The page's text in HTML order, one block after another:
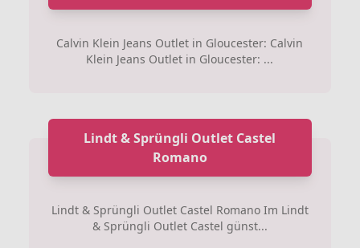
Calvin Klein Jeans Outlet in Gloucester: Calvin
Klein Jeans Outlet in Gloucester: ...
Lindt & Sprüngli Outlet Castel
Romano
Lindt & Sprüngli Outlet Castel Romano Im Lindt
& Sprüngli Outlet Castel günst...